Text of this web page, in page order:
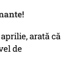
arată că
de